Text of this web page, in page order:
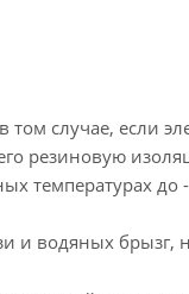
случае, если
резиновую
температурах
и водяных